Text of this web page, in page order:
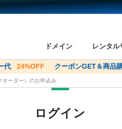
ドメイン
ドメイン一括検
レンタ
断
バリュードメイ
の方 おすすめ One
の方 おすすめ One
24%OFF クーポンGET＆商品
V2ビジネス応援キャンペーン サ
オーダー）のお申込み
ログイン